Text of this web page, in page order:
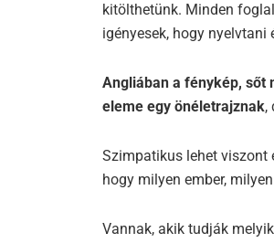
kitölthetünk. Minden
igényesek, hogy nyelvtani
Angliában a fénykép, sőt
eleme egy önéletrajznak,
Szimpatikus lehet viszont
hogy milyen ember,
Vannak, akik tudják